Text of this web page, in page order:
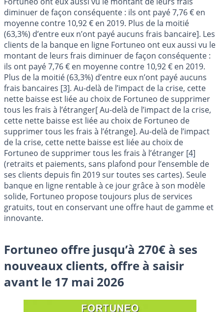
diminuer de façon conséquente : ils ont payé 7,76 € en
moyenne contre 10,92 € en 2019. Plus de la moitié
(63,3%) d’entre eux n’ont payé aucuns frais bancaire]. Les
clients de la banque en ligne Fortuneo ont eux aussi vu le
montant de leurs frais diminuer de façon conséquente :
ils ont payé 7,76 € en moyenne contre 10,92 € en 2019.
Plus de la moitié (63,3%) d’entre eux n’ont payé aucuns
frais bancaires [3]. Au-delà de l’impact de la crise, cette
nette baisse est liée au choix de Fortuneo de supprimer
tous les frais à l’étranger[ Au-delà de l’impact de la crise,
cette nette baisse est liée au choix de Fortuneo de
supprimer tous les frais à l’étrange]. Au-delà de l’impact
de la crise, cette nette baisse est liée au choix de
Fortuneo de supprimer tous les frais à l’étranger [4]
(retraits et paiements, sans plafond pour l’ensemble de
ses clients depuis fin 2019 sur toutes ses cartes). Seule
banque en ligne rentable à ce jour grâce à son modèle
solide, Fortuneo propose toujours plus de services
gratuits, tout en conservant une offre haut de gamme et
innovante.
Fortuneo offre jusqu’à 270€ à ses
nouveaux clients, offre à saisir
avant le 17 mai 2026